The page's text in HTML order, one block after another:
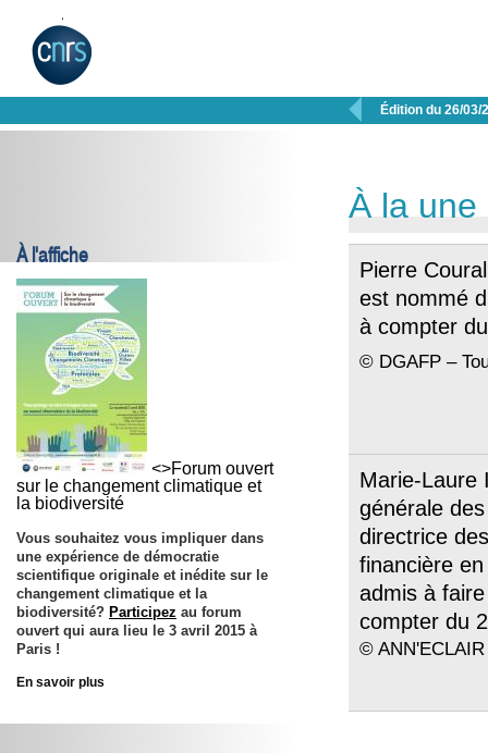
 Édition du 26/03/
À l'affiche
<>Forum ouvert
sur le changement climatique et
la biodiversité
Vous souhaitez vous impliquer dans
une expérience de démocratie
scientifique originale et inédite sur le
changement climatique et la
biodiversité? Participez au forum
ouvert qui aura lieu le 3 avril 2015 à
Paris !
En savoir plus
À la une
Pierre
est nommé
à compter
© DGAFP –
Marie-Laure
générale
directrice
financière
admis à
compter du
© ANN'ECLAIR